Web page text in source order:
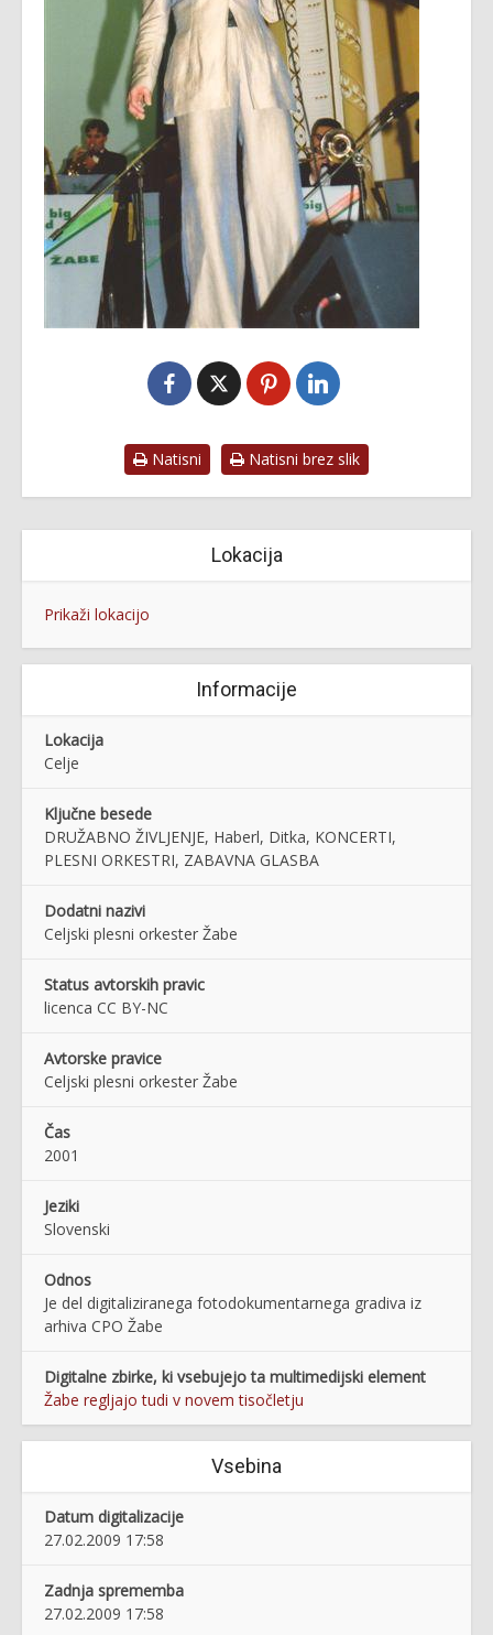
Natisni Natisni brez slik
Lokacija
Prikaži lokacijo
Informacije
Lokacija
Celje
Ključne besede
DRUŽABNO ŽIVLJENJE, Haberl, Ditka, KONCERTI,
PLESNI ORKESTRI, ZABAVNA GLASBA
Dodatni nazivi
Celjski plesni orkester Žabe
Status avtorskih pravic
licenca CC BY-NC
Avtorske pravice
Celjski plesni orkester Žabe
Čas
2001
Jeziki
Slovenski
Odnos
Je del digitaliziranega fotodokumentarnega gradiva iz
arhiva CPO Žabe
Digitalne zbirke, ki vsebujejo ta multimedijski element
Žabe regljajo tudi v novem tisočletju
Vsebina
Datum digitalizacije
27.02.2009 17:58
Zadnja sprememba
27.02.2009 17:58